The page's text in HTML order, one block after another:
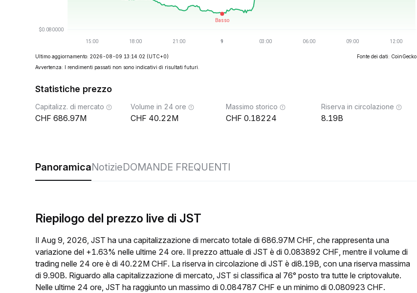
Ultimo aggiornamento: 2026-08-09 13:14:02 (UTC+0)
Fonte dei dati: CoinGecko
Avvertenza: I rendimenti passati non sono indicativi di risultati futuri.
Statistiche prezzo
Capitalizz. di mercato
686.97M
Volume in 24 ore
40.22M
Massimo storico
0.18224
Riserva in circolazione
8.19B
PanoramicaNotizieDOMANDE FREQUENTI
Riepilogo del prezzo live di JST
Il Aug 9, 2026, JST ha una capitalizzazione di mercato totale di 686.97M CHF, che rappresenta una
variazione del +1.63% nelle ultime 24 ore. Il prezzo attuale di JST è di 0.083892 CHF, mentre il volume di
trading nelle 24 ore è di 40.22M CHF. La riserva in circolazione di JST è di8.19B, con una riserva massima
di 9.90B. Riguardo alla capitalizzazione di mercato, JST si classifica al 76° posto tra tutte le criptovalute.
Nelle ultime 24 ore, JST ha raggiunto un massimo di 0.084787 CHF e un minimo di 0.080923 CHF.